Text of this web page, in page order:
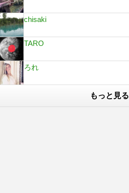
chisaki
TARO
ろれ
もっと見る